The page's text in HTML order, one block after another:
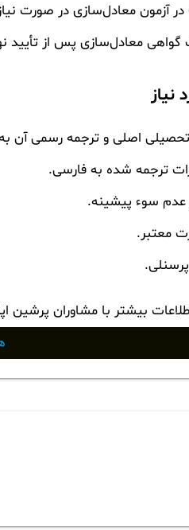
آزمون معادل‌سازی در صورت
گواهی معادل‌سازی پس از تأیید
نیاز
اصلی و ترجمه رسمی آن
ترجمه شده به فارسی.
عدم سوء پیشینه.
معتبر.
بیشتر با مشاوران پرشین